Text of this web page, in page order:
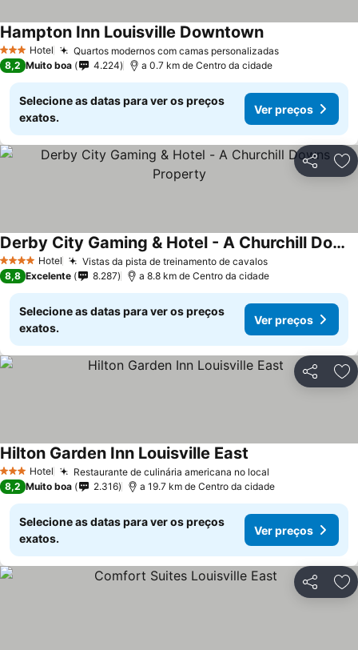
3 EstrelasHotel Quartos modernos com camas personalizadas
Hampton Inn Louisville Downtown
8,2 Muito boa 4.224 a 0.7 km de Centro da cidade
Selecione as datas para ver os preços
exatos.
Ver preços
Partilhar
4 EstrelasHotel Vistas da pista de treinamento de cavalos
Derby City Gaming & Hotel - A Churchill Downs Property
8,8 Excelente 8.287 a 8.8 km de Centro da cidade
Selecione as datas para ver os preços
exatos.
Ver preços
Partilhar
3 EstrelasHotel Restaurante de culinária americana no local
Hilton Garden Inn Louisville East
8,2 Muito boa 2.316 a 19.7 km de Centro da cidade
Selecione as datas para ver os preços
exatos.
Ver preços
Partilhar